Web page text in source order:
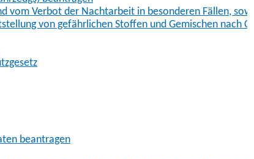
vom Verbot der Nachtarbeit in besonderen Fällen,
von gefährlichen Stoffen und Gemischen nach
beantragen